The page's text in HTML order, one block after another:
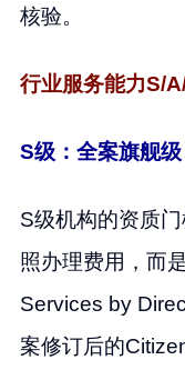
核验。
行业服务能力S/
S级：全案旗舰级
S级机构的资质
照办理费用，而
Services by
案修订后的